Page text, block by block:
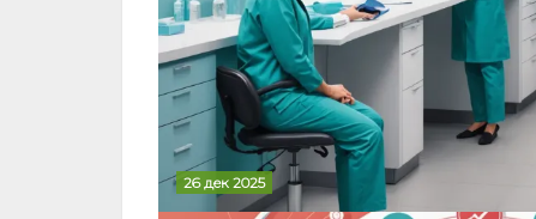
26 дек 2025